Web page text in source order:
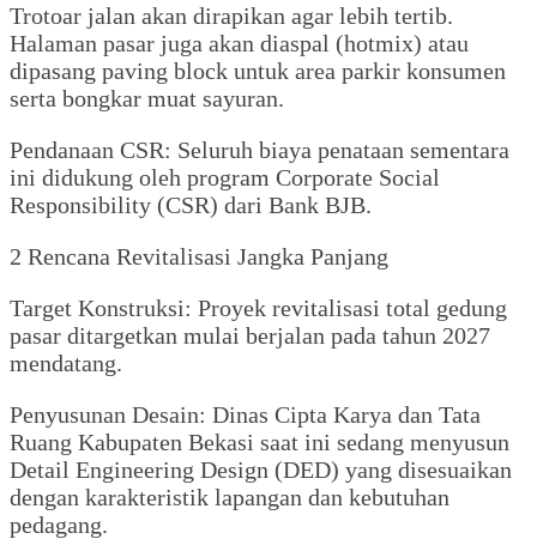
Trotoar jalan akan dirapikan agar lebih tertib.
Halaman pasar juga akan diaspal (hotmix) atau
dipasang paving block untuk area parkir konsumen
serta bongkar muat sayuran.
Pendanaan CSR: Seluruh biaya penataan sementara
ini didukung oleh program Corporate Social
Responsibility (CSR) dari Bank BJB.
2 Rencana Revitalisasi Jangka Panjang
Target Konstruksi: Proyek revitalisasi total gedung
pasar ditargetkan mulai berjalan pada tahun 2027
mendatang.
Penyusunan Desain: Dinas Cipta Karya dan Tata
Ruang Kabupaten Bekasi saat ini sedang menyusun
Detail Engineering Design (DED) yang disesuaikan
dengan karakteristik lapangan dan kebutuhan
pedagang.